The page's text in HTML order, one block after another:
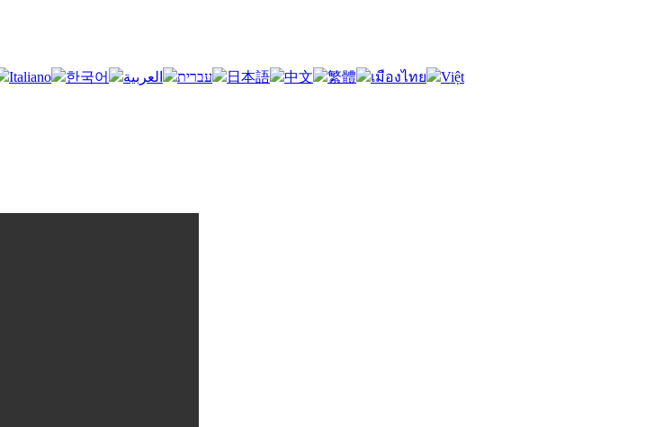
Italiano 한국어 עברית العربية 日本語 中文 繁體 เมืองไทย
Việt